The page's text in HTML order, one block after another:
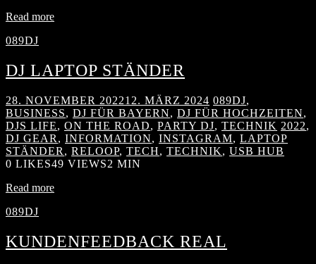
Read more
089DJ
DJ LAPTOP STÄNDER
28. NOVEMBER 202212. MÄRZ 2024 089DJ,
BUSINESS, DJ FÜR BAYERN, DJ FÜR HOCHZEITEN,
DJS LIFE, ON THE ROAD, PARTY DJ, TECHNIK 2022,
DJ GEAR , INFORMATION, INSTAGRAM, LAPTOP
STÄNDER , RELOOP, TECH, TECHNIK, USB HUB
0 LIKES49 VIEWS2 MIN
Read more
089DJ
KUNDENFEEDBACK REAL